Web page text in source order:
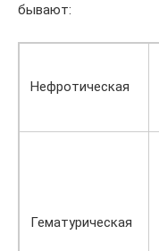
бывают:
Нефротическая
Гематурическая